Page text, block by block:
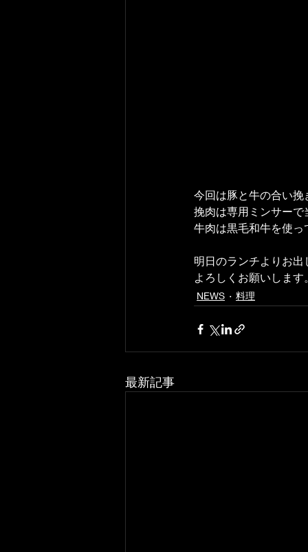
今回は豚と牛の合い挽
挽肉は専用ミンサー
牛肉は黒毛和牛を使っ
明日のランチよりお出
よろしくお願いします
NEWS 料理
最新記事